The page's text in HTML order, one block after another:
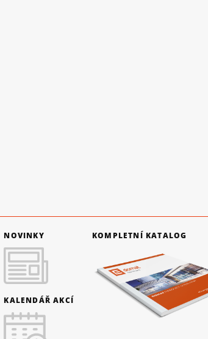
NOVINKY
KALENDÁŘ AKCÍ
KOMPLETNÍ KATALOG